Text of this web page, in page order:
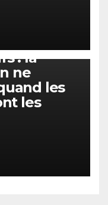
: la
ne
les
les